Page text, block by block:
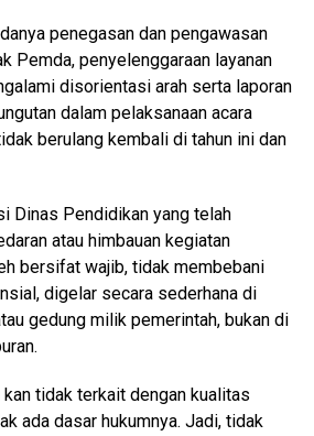
penegasan dan pengawasan
Pemda, penyelenggaraan layanan
disorientasi arah serta laporan
dalam pelaksanaan acara
berulang kembali di tahun ini dan
Dinas Pendidikan yang telah
atau himbauan kegiatan
bersifat wajib, tidak membebani
digelar secara sederhana di
gedung milik pemerintah, bukan di
kan tidak terkait dengan kualitas
ada dasar hukumnya. Jadi, tidak